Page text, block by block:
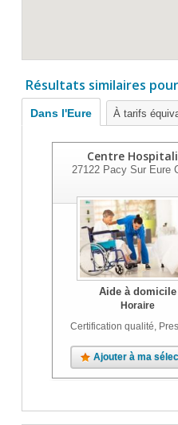
Résultats similaires
Dans l'Eure À tarifs
Centre
27122 Pacy Sur Eure
Aide à domicile
Horaire
Certification qualité,
Ajouter à ma